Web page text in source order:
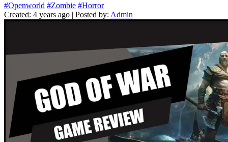
#Openworld #Zombie #Horror
Created: 4 years ago | Posted by: Admin